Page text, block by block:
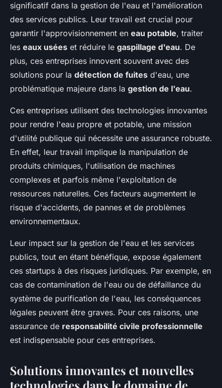
significatif dans la gestion de l'eau et l'amélioration
des services publics. Leur travail est crucial pour
garantir l'approvisionnement en eau potable, traiter
les eaux usées et réduire le gaspillage d'eau. De
plus, ces entreprises innovent souvent avec des
solutions pour la détection de fuites d'eau, une
problématique majeure dans la gestion de l'eau.
Ces entreprises utilisent des technologies innovantes
pour rendre l'eau propre et potable, une mission
d'utilité publique qui nécessite une assurance robuste.
En effet, leur travail implique la manipulation de
produits chimiques, l'utilisation de machines
complexes et parfois même l'exploitation de
ressources naturelles. Ces facteurs augmentent le
risque d'accidents, de pannes et de problèmes
environnementaux.
Leur impact sur la gestion de l'eau et les services
publics, tout en étant bénéfique, expose également
ces startups à des risques juridiques. Par exemple, en
cas de contamination de l'eau ou de défaillance du
système de purification de l'eau, les conséquences
légales peuvent être graves. Pour ces raisons, une
assurance de responsabilité civile professionnelle
est indispensable pour ces entreprises.
Solutions innovantes et nouvelles